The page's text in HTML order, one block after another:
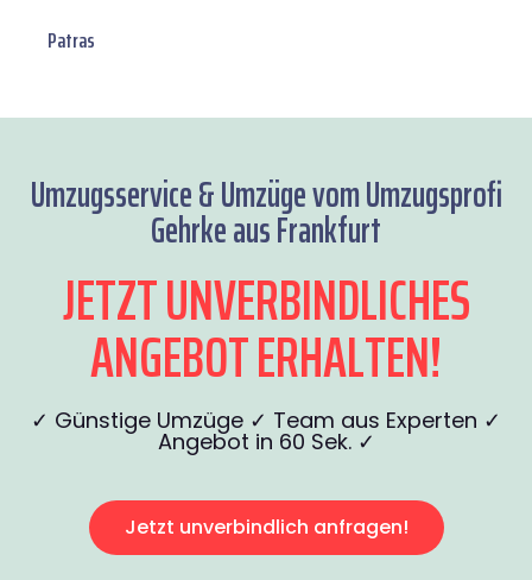
Patras
Umzugsservice & Umzüge vom Umzugsprofi
Gehrke aus Frankfurt
JETZT UNVERBINDLICHES
ANGEBOT ERHALTEN!
✓ Günstige Umzüge ✓ Team aus Experten ✓
Angebot in 60 Sek. ✓
Jetzt unverbindlich anfragen!